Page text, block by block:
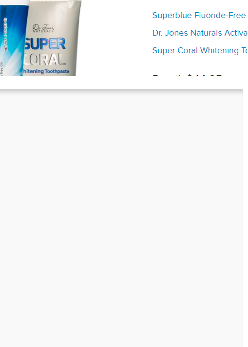
Aug. 8, 2022
Im Rahmen eines Gerichtsprozess um den rechte Meinungsmacher und
Betreiber der Internetseite „Infowars“ Alex Jones wurde deutlich, wie
einträglich das…